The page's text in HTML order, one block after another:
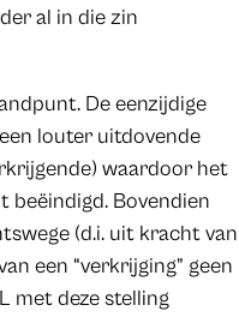
al in die zin
De eenzijdige
louter uitdovende
waardoor het
beëindigd. Bovendien
(d.i. uit kracht van
een “verkrijging” geen
met deze stelling